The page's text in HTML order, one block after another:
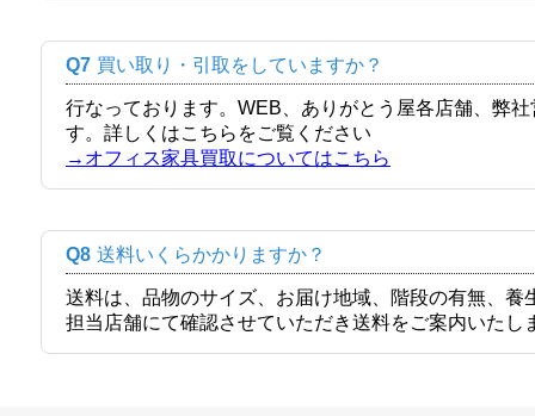
Q7 買い取り・引取をしていますか？
行なっております。WEB、ありがとう屋各店舗、弊
す。詳しくはこちらをご覧ください
→オフィス家具買取についてはこちら
Q8 送料いくらかかりますか？
送料は、品物のサイズ、お届け地域、階段の有無、
担当店舗にて確認させていただき送料をご案内いたし